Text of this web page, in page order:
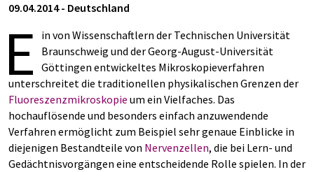
09.04.2014- Deutschland
E
in von Wissenschaftlern der Technischen Universität
Braunschweig und der Georg-August-Universität
Göttingen entwickeltes Mikroskopieverfahren
unterschreitet die traditionellen physikalischen Grenzen der
Fluoreszenzmikroskopie um ein Vielfaches. Das
hochauflösende und besonders einfach anzuwendende
Verfahren ermöglicht zum Beispiel sehr genaue Einblicke in
diejenigen Bestandteile von Nervenzellen, die bei Lern- und
Gedächtnisvorgängen eine entscheidende Rolle spielen. In der